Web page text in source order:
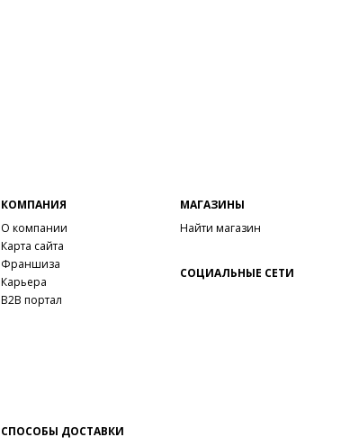
КОМПАНИЯ
О компании
Карта сайта
Франшиза
Карьера
B2B портал
МАГАЗИНЫ
Найти магазин
СОЦИАЛЬНЫЕ СЕТИ
СПОСОБЫ ДОСТАВКИ